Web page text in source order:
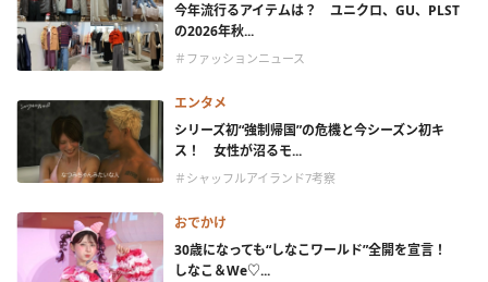
今年流行るアイテムは？ ユニクロ、GU、PLST
の2026年秋...
＃ファッションニュース
エンタメ
シリーズ初“強制帰国”の危機と今シーズン初キ
ス！ 女性が沼るモ...
＃シャッフルアイランド7考察
おでかけ
30歳になっても“しなこワールド”全開を宣言！
しなこ＆We♡...